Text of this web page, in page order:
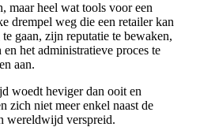
maar heel wat tools voor een
drempel weg die een retailer kan
gaan, zijn reputatie te bewaken,
het administratieve proces te
aan.
woedt heviger dan ooit en
zich niet meer enkel naast de
wereldwijd verspreid.